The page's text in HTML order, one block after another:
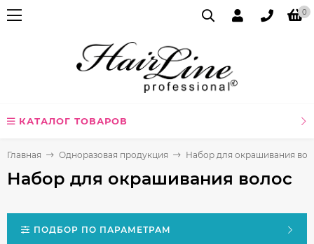
0
КАТАЛОГ ТОВАРОВ
Главная Одноразовая продукция Набор для окрашивания
Набор для окрашивания волос
ПОДБОР ПО ПАРАМЕТРАМ